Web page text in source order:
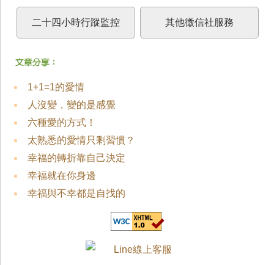
二十四小時行蹤監控 其他徵信社服務
1+1=1的愛情
人沒變，變的是感覺
六種愛的方式！
太熟悉的愛情只剩習慣？
幸福的轉折靠自己決定
幸福就在你身邊
幸福與不幸都是自找的